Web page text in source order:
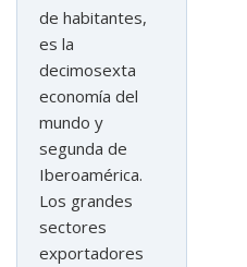
de habitantes,
es la
decimosexta
economía del
mundo y
segunda de
Iberoamérica.
Los grandes
sectores
exportadores